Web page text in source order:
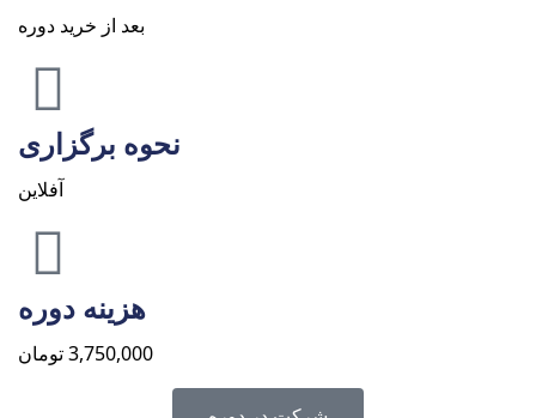
بعد از خرید دوره
نحوه برگزاری
آفلاین
هزینه دوره
3,750,000تومان